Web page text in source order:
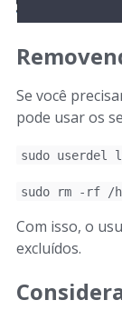
Se você
pode usar os
sudo userdel
sudo rm -rf /
Com isso, o
excluídos.